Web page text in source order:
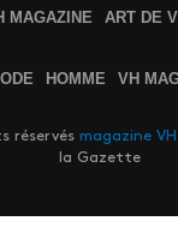
MAGAZINE ART DE
HOMME VH
réservés magazine
la Gazette